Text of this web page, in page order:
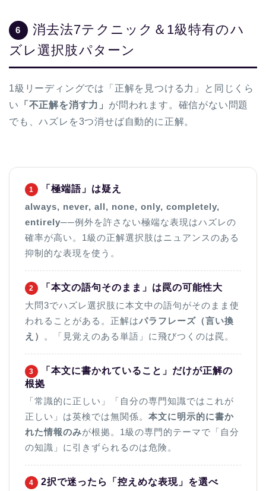
6
消去法7テクニック＆1級特有のハ
ズレ選択肢パターン
1級リーディングでは「正解を見つける力」と同じくら
い
「不正解を消す力」 が問われます。確信がない問題
でも、ハズレを3つ消せば自動的に正解。
1 「極端語」は疑え
always, never, all, none, only, completely,
entirely──例外を許さない極端な表現はハズレの
確率が高い。1級の正解選択肢はニュアンスのある
抑制的な表現を使う。
2 「本文の語句そのまま」は罠の可能性大
大問3でハズレ選択肢に本文中の語句がそのまま使
われることがある。正解はパラフレーズ（言い換
え）
。「見覚えのある単語」に飛びつくのは罠。
3
「本文に書かれていること」だけが正解の
根拠
「常識的に正しい」「自分の専門知識ではこれが
正しい」は英検では無関係。 本文に明示的に書か
れた情報のみが根拠。1級の専門的テーマで「自分
の知識」に引きずられるのは危険。
4 2択で迷ったら「控えめな表現」を選べ